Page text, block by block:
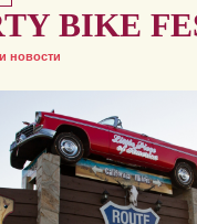
BIKE
новости